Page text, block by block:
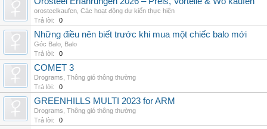
orosteelkaufen Các hoạt động dự kiến thực hiện
Trả lời:
0
Những điều nên biết trước khi mua một chiếc balo mới
Góc Balo Balo
Trả lời:
0
COMET 3
Drograms Thông gió thông thường
Trả lời:
0
GREENHILLS MULTI 2023 for ARM
Drograms Thông gió thông thường
Trả lời:
0